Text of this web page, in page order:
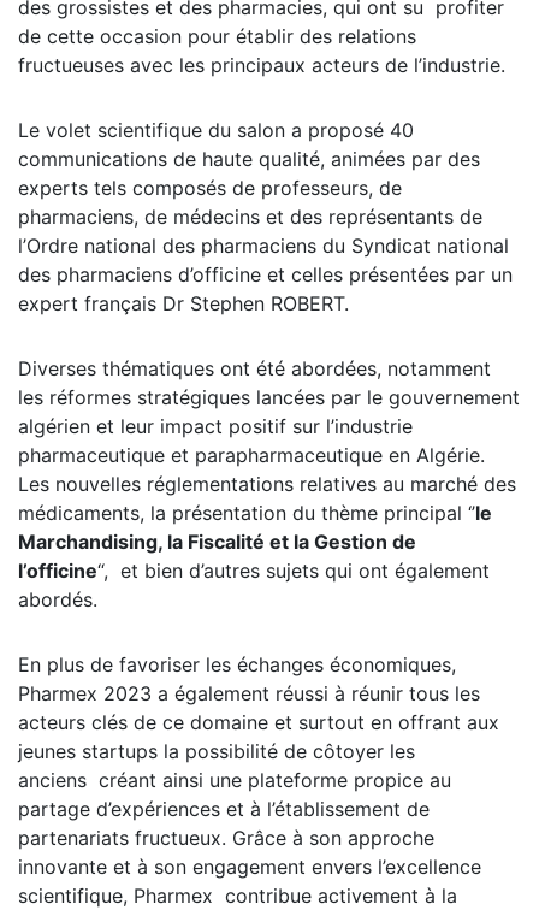
des grossistes et des pharmacies, qui ont su profiter
de cette occasion pour établir des relations
fructueuses avec les principaux acteurs de l’industrie.
Le volet scientifique du salon a proposé 40
communications de haute qualité, animées par des
experts tels composés de professeurs, de
pharmaciens, de médecins et des représentants de
l’Ordre national des pharmaciens du Syndicat national
des pharmaciens d’officine et celles présentées par un
expert français Dr Stephen ROBERT.
Diverses thématiques ont été abordées, notamment
les réformes stratégiques lancées par le gouvernement
algérien et leur impact positif sur l’industrie
pharmaceutique et parapharmaceutique en Algérie.
Les nouvelles réglementations relatives au marché des
médicaments, la présentation du thème principal ‘’le
Marchandising, la Fiscalité et la Gestion de
l’officine“, et bien d’autres sujets qui ont également
abordés.
En plus de favoriser les échanges économiques,
Pharmex 2023 a également réussi à réunir tous les
acteurs clés de ce domaine et surtout en offrant aux
jeunes startups la possibilité de côtoyer les
anciens créant ainsi une plateforme propice au
partage d’expériences et à l’établissement de
partenariats fructueux. Grâce à son approche
innovante et à son engagement envers l’excellence
scientifique, Pharmex contribue activement à la